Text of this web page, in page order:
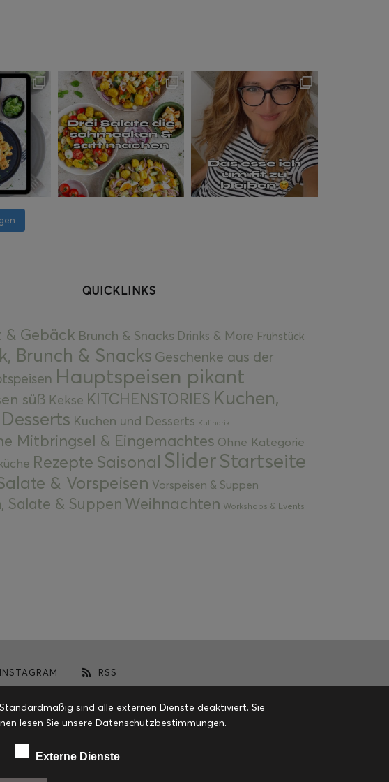
QUICKLINKS
& Gebäck Brunch & Snacks Drinks & More Frühstück
Brunch & Snacks Geschenke aus der
Hauptspeisen pikant
süß Kekse KITCHENSTORIES Kuchen,
Kuchen und Desserts Kulinarik
Mitbringsel & Eingemachtes Ohne Kategorie
Rezepte Saisonal SliderStartseite
& Vorspeisen Vorspeisen & Suppen
Salate & Suppen Weihnachten Workshops & Events
INSTAGRAM RSS
sind alle externen Dienste deaktiviert. Sie
lesen Sie unsere Datenschutzbestimmungen.
Externe Dienste